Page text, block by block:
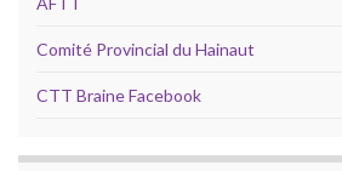
Comité Provincial du Hainaut
CTT Braine Facebook